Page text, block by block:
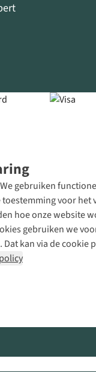
gebruiken
voor
hoe onze website
gebruiken we
kan via de cookie